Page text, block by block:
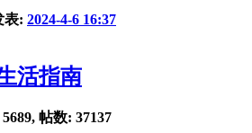
表: 2024-4-6 16:37
活指南
帖数: 37137